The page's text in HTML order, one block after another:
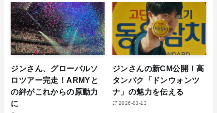
ジンさん、グローバルソ
ロツアー完走！ARMYと
の絆がこれからの原動力
に
ジンさんの新CM公開！高
タンパク「ドンウォンツ
ナ」の魅力を伝える
2026-03-13